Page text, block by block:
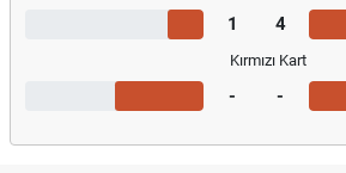
1 4
Kırmızı Kart
- -